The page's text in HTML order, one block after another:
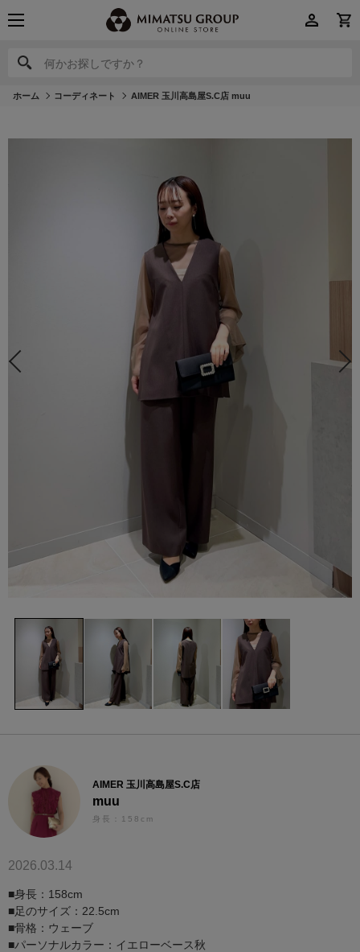
何かお探しですか？
何かお探しですか？
ホーム コーディネート AIMER 玉川高島屋S.C店 muu
AIMER 玉川高島屋S.C店
muu
身長：158cm
2026.03.14
■身長：158cm
■足のサイズ：22.5cm
■骨格：ウェーブ
■パーソナルカラー：イエローベース秋